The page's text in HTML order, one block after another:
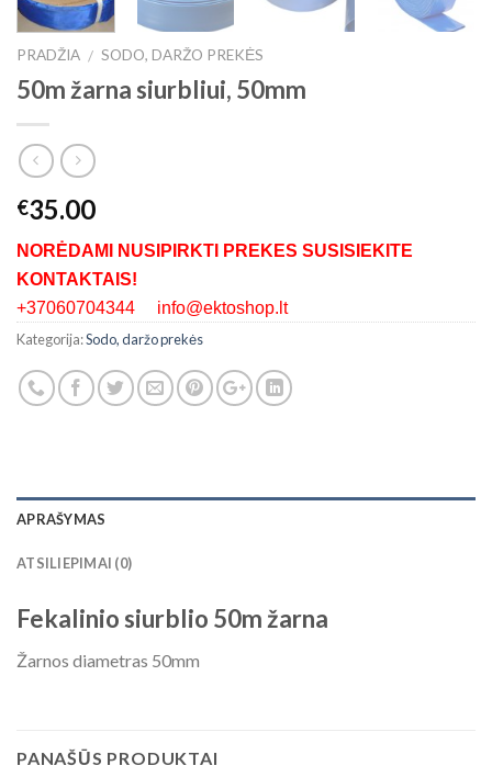
PRADŽIA / SODO, DARŽO PREKĖS
50m žarna siurbliui, 50mm
€35.00
NORĖDAMI NUSIPIRKTI PREKES SUSISIEKITE
KONTAKTAIS!
+37060704344 info@ektoshop.lt
Kategorija:Sodo, daržo prekės
APRAŠYMAS
ATSILIEPIMAI (0)
Fekalinio siurblio 50m žarna
Žarnos diametras 50mm
PANAŠŪS PRODUKTAI